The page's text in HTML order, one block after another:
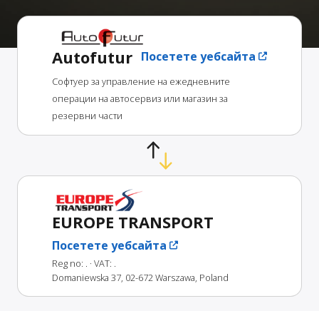
Autofutur Посетете уебсайта
Софтуер за управление на ежедневните
операции на автосервиз или магазин за
резервни части
EUROPE TRANSPORT
Посетете уебсайта
Reg no: . · VAT: .
Domaniewska 37, 02-672 Warszawa, Poland